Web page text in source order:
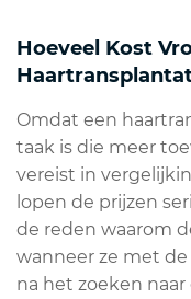
Hoeveel Kost
Omdat een
taak is die meer
vereist in
lopen de prijzen
de reden waarom
wanneer ze met
na het zoeken naar